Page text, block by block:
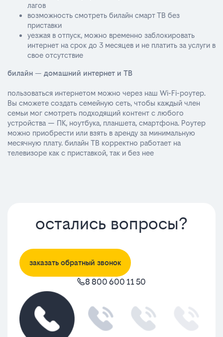
лагов
возможность смотреть билайн смарт ТВ без
приставки
уезжая в отпуск, можно временно заблокировать
интернет на срок до 3 месяцев и не платить за услуги в
свое отсутствие
билайн — домашний интернет и ТВ
пользоваться интернетом можно через наш Wi-Fi-роутер.
Вы сможете создать семейную сеть, чтобы каждый член
семьи мог смотреть подходящий контент с любого
устройства — ПК, ноутбука, планшета, смартфона. Роутер
можно приобрести или взять в аренду за минимальную
месячную плату. билайн ТВ корректно работает на
телевизоре как с приставкой, так и без нее
остались вопросы?
заказать обратный звонок
8 800 600 11 50